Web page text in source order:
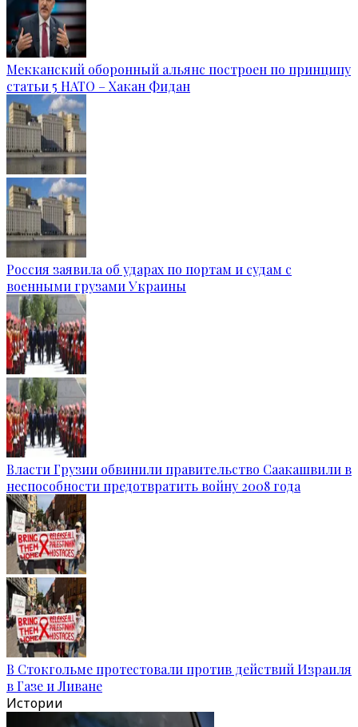
Мекканский оборонный альянс построен по принципу
статьи 5 НАТО – Хакан Фидан
Россия заявила об ударах по портам и судам с
военными грузами Украины
Власти Грузии обвинили правительство Саакашвили в
неспособности предотвратить войну 2008 года
В Стокгольме протестовали против действий Израиля
в Газе и Ливане
Истории